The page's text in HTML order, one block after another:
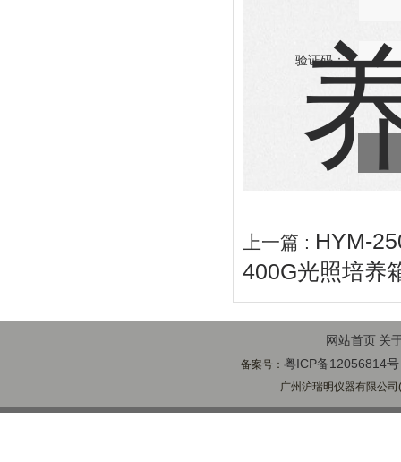
验证码：
上一篇 : HYM-
400G光照培养
网站首页 关
备案号： 粤ICP备12056814号
广州沪瑞明仪器有限公